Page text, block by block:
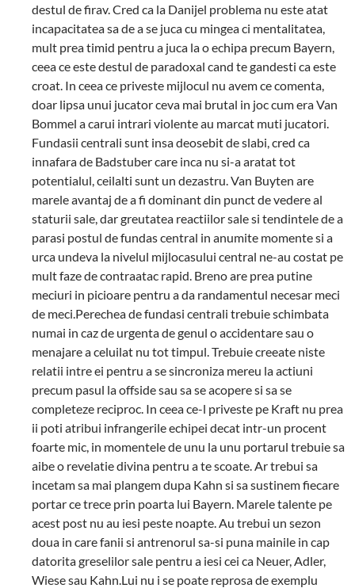
destul de firav. Cred ca la Danijel problema nu este atat
incapacitatea sa de a se juca cu mingea ci mentalitatea,
mult prea timid pentru a juca la o echipa precum Bayern,
ceea ce este destul de paradoxal cand te gandesti ca este
croat. In ceea ce priveste mijlocul nu avem ce comenta,
doar lipsa unui jucator ceva mai brutal in joc cum era Van
Bommel a carui intrari violente au marcat muti jucatori.
Fundasii centrali sunt insa deosebit de slabi, cred ca
innafara de Badstuber care inca nu si-a aratat tot
potentialul, ceilalti sunt un dezastru. Van Buyten are
marele avantaj de a fi dominant din punct de vedere al
staturii sale, dar greutatea reactiilor sale si tendintele de a
parasi postul de fundas central in anumite momente si a
urca undeva la nivelul mijlocasului central ne-au costat pe
mult faze de contraatac rapid. Breno are prea putine
meciuri in picioare pentru a da randamentul necesar meci
de meci.Perechea de fundasi centrali trebuie schimbata
numai in caz de urgenta de genul o accidentare sau o
menajare a celuilat nu tot timpul. Trebuie creeate niste
relatii intre ei pentru a se sincroniza mereu la actiuni
precum pasul la offside sau sa se acopere si sa se
completeze reciproc. In ceea ce-l priveste pe Kraft nu prea
ii poti atribui infrangerile echipei decat intr-un procent
foarte mic, in momentele de unu la unu portarul trebuie sa
aibe o revelatie divina pentru a te scoate. Ar trebui sa
incetam sa mai plangem dupa Kahn si sa sustinem fiecare
portar ce trece prin poarta lui Bayern. Marele talente pe
acest post nu au iesi peste noapte. Au trebui un sezon
doua in care fanii si antrenorul sa-si puna mainile in cap
datorita greselilor sale pentru a iesi cei ca Neuer, Adler,
Wiese sau Kahn.Lui nu i se poate reprosa de exemplu